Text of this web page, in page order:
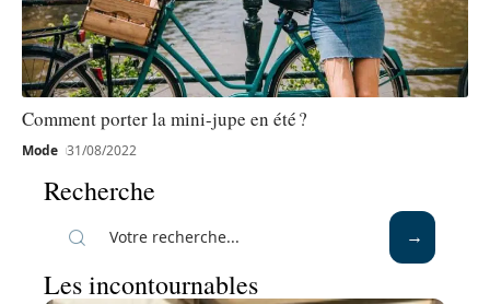
Comment porter la mini-jupe en été ?
Mode 31/08/2022
Recherche
Les incontournables